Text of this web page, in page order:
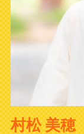
村松 美穂